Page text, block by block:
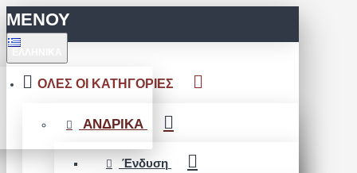
ΜΕΝΟΥ
ΟΛΕΣ ΟΙ ΚΑΤΗΓΟΡΙΕΣ
ΑΝΔΡΙΚΑ
Ένδυση